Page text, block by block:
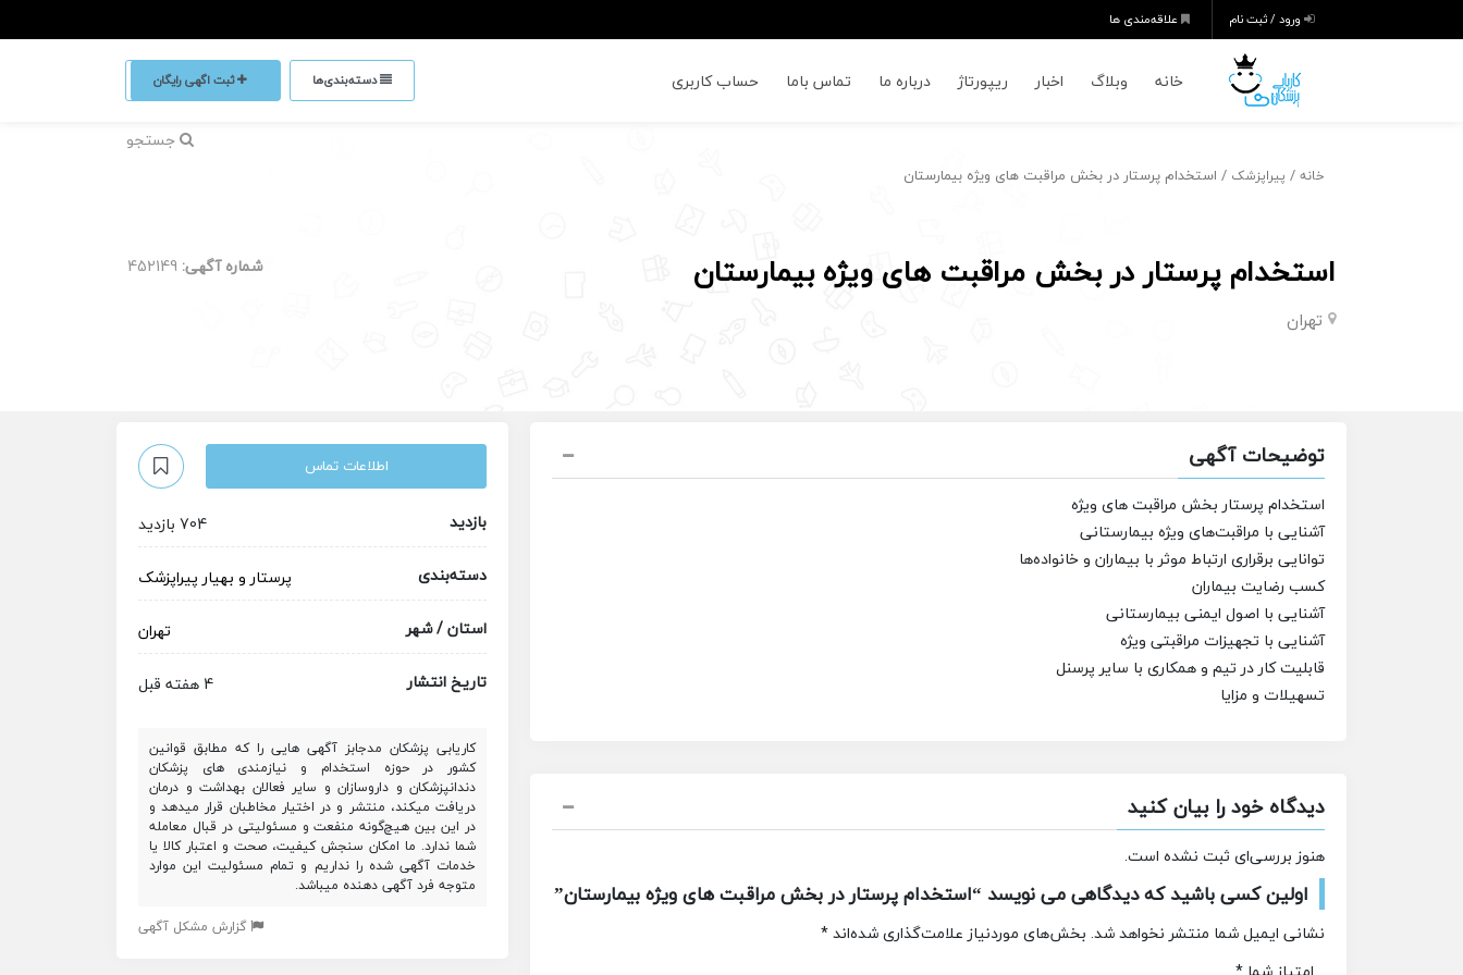
ورود / ثبت نام علاقه‌مندی ها
خانه وبلاگ اخبار ریپورتاژ درباره ما تماس باما حساب کاربری دسته‌بندی‌ها ثبت اگهی رایگان
جستجو
خانه / پیراپزشک / استخدام پرستار در بخش مراقبت های ویژه بیمارستان
استخدام پرستار در بخش مراقبت های ویژه بیمارستان
تهران
شماره آگهی: 452149
توضیحات آگهی
استخدام پرستار بخش مراقبت های ویژه
آشنایی با مراقبت‌های ویژه بیمارستانی
توانایی برقراری ارتباط موثر با بیماران و خانواده‌ها
کسب رضایت بیماران
آشنایی با اصول ایمنی بیمارستانی
آشنایی با تجهیزات مراقبتی ویژه
قابلیت کار در تیم و همکاری با سایر پرسنل
تسهیلات و مزایا
دیدگاه خود را بیان کنید
هنوز بررسی‌ای ثبت نشده است.
اولین کسی باشید که دیدگاهی می نویسد “استخدام پرستار در بخش مراقبت های ویژه بیمارستان”
نشانی ایمیل شما منتشر نخواهد شد. بخش‌های موردنیاز علامت‌گذاری شده‌اند*
اطلاعات تماس
بازدید
704 بازدید
دسته‌بندی
پرستار و بهیار پیراپزشک
استان / شهر
تهران
تاریخ انتشار
4 هفته قبل
کاریابی پزشکان مدجابز آگهی هایی را که مطابق قوانین
کشور در حوزه استخدام و نیازمندی های پزشکان
دندانپزشکان و داروسازان و سایر فعالان بهداشت و درمان
دریافت میکند، منتشر و در اختیار مخاطبان قرار میدهد و
در این بین هیچ‌گونه منفعت و مسئولیتی در قبال معامله
شما ندارد. ما امکان سنجش کیفیت، صحت و اعتبار کالا یا
خدمات آگهی شده را نداریم و تمام مسئولیت این موارد
متوجه فرد آگهی دهنده میباشد.
گزارش مشکل آگهی